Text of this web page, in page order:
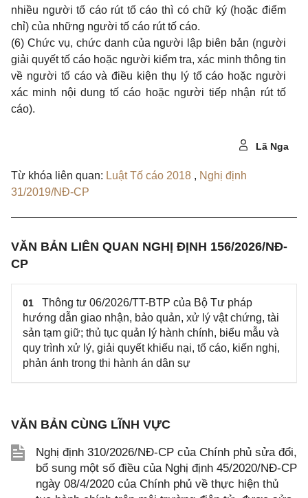
nhiều người tố cáo rút tố cáo thì có chữ ký (hoặc điểm
chỉ) của những người tố cáo rút tố cáo.
(6) Chức vụ, chức danh của người lập biên bản (người
giải quyết tố cáo hoặc người kiểm tra, xác minh thông tin
về người tố cáo và điều kiện thụ lý tố cáo hoặc người
xác minh nội dung tố cáo hoặc người tiếp nhận rút tố
cáo).
Lã Nga
Từ khóa liên quan: Luật Tố cáo 2018 , Nghị định
31/2019/NĐ-CP
VĂN BẢN LIÊN QUAN NGHỊ ĐỊNH 156/2026/NĐ-
CP
01
Thông tư 06/2026/TT-BTP của Bộ Tư pháp
hướng dẫn giao nhận, bảo quản, xử lý vật chứng, tài
sản tạm giữ; thủ tục quản lý hành chính, biểu mẫu và
quy trình xử lý, giải quyết khiếu nại, tố cáo, kiến nghị,
phản ánh trong thi hành án dân sự
VĂN BẢN CÙNG LĨNH VỰC
Nghị định 310/2026/NĐ-CP của Chính phủ sửa đổi,
bổ sung một số điều của Nghị định 45/2020/NĐ-CP
ngày 08/4/2020 của Chính phủ về thực hiện thủ